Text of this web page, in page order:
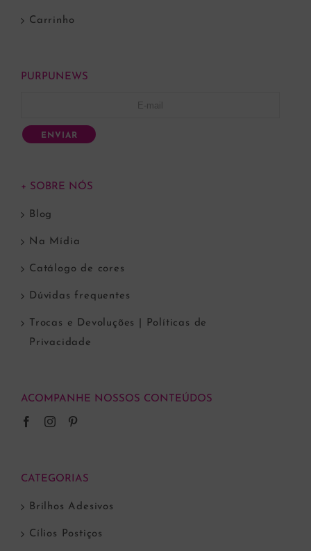
Carrinho
PURPUNEWS
ENVIAR
+ SOBRE NÓS
Blog
Na Mídia
Catálogo de cores
Dúvidas frequentes
Trocas e Devoluções | Políticas de
Privacidade
ACOMPANHE NOSSOS CONTEÚDOS
CATEGORIAS
Brilhos Adesivos
Cílios Postiços